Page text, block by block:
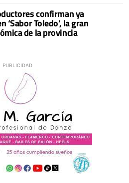
confirman ya
‘Sabor Toledo’, la gran
de la provincia